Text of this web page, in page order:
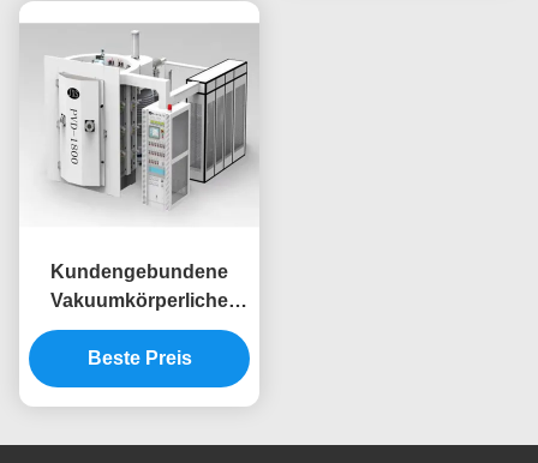
Edelstahl-Schirm-
Goldpvd
Kundengebundene
Vakuumkörperliche
Bedampfen-Maschine
des Größen-Edelstahl-
Hardware-Türrahmen-
Beste Preis